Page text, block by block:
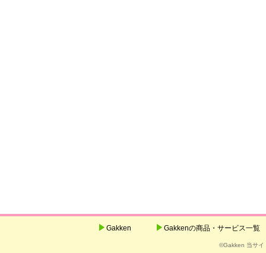
Gakken Gakkenの商品・サービス一覧
©Gakken 当サイ